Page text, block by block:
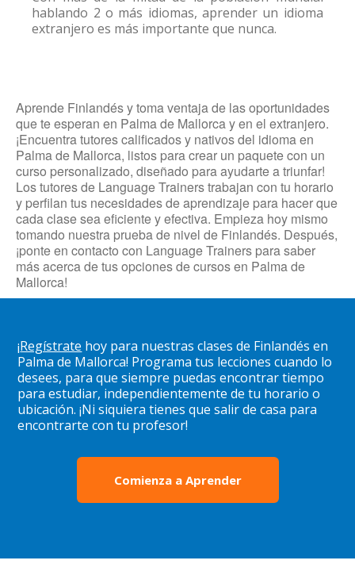
hablando 2 o más idiomas, aprender un idioma
extranjero es más importante que nunca.
Aprende Finlandés y toma ventaja de las oportunidades
que te esperan en Palma de Mallorca y en el extranjero.
¡Encuentra tutores calificados y nativos del idioma en
Palma de Mallorca, listos para crear un paquete con un
curso personalizado, diseñado para ayudarte a triunfar!
Los tutores de Language Trainers trabajan con tu horario
y perfilan tus necesidades de aprendizaje para hacer que
cada clase sea eficiente y efectiva. Empieza hoy mismo
tomando nuestra prueba de nivel de Finlandés. Después,
¡ponte en contacto con Language Trainers para saber
más acerca de tus opciones de cursos en Palma de
Mallorca!
¡Regístrate hoy para nuestras clases de Finlandés en
Palma de Mallorca! Programa tus lecciones cuando lo
desees, para que siempre puedas encontrar tiempo
para estudiar, independientemente de tu horario o
ubicación. ¡Ni siquiera tienes que salir de casa para
encontrarte con tu profesor!
Comienza a Aprender